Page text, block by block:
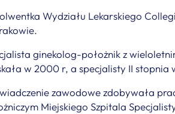
Wydziału Lekarskiego
ginekolog-położnik z
w 2000 r, a specjalisty II stopnia
zawodowe zdobywała
Miejskiego Szpitala